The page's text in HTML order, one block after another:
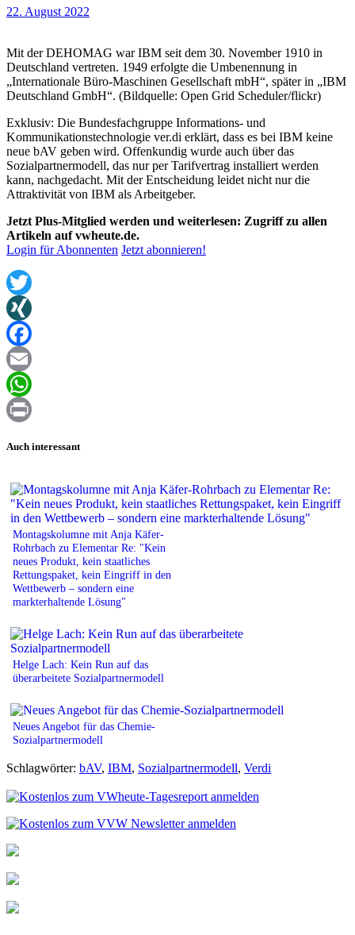
22. August 2022
Mit der DEHOMAG war IBM seit dem 30. November 1910 in
Deutschland vertreten. 1949 erfolgte die Umbenennung in
„Internationale Büro-Maschinen Gesellschaft mbH“, später in „IBM
Deutschland GmbH“. (Bildquelle: Open Grid Scheduler/flickr)
Exklusiv: Die Bundesfachgruppe Informations- und
Kommunikationstechnologie ver.di erklärt, dass es bei IBM keine
neue bAV geben wird. Offenkundig wurde auch über das
Sozialpartnermodell, das nur per Tarifvertrag installiert werden
kann, nachgedacht. Mit der Entscheidung leidet nicht nur die
Attraktivität von IBM als Arbeitgeber.
Jetzt Plus-Mitglied werden und weiterlesen: Zugriff zu allen
Artikeln auf vwheute.de.
Login für Abonnenten Jetzt abonnieren!
Twitter
XING
Facebook
Email
WhatsApp
Auch interessant
Montagskolumne mit Anja Käfer-
Rohrbach zu Elementar Re: "Kein
neues Produkt, kein staatliches
Rettungspaket, kein Eingriff in den
Wettbewerb – sondern eine
markterhaltende Lösung"
Helge Lach: Kein Run auf das
überarbeitete Sozialpartnermodell
Neues Angebot für das Chemie-
Sozialpartnermodell
Schlagwörter: bAV, IBM, Sozialpartnermodell, Verdi